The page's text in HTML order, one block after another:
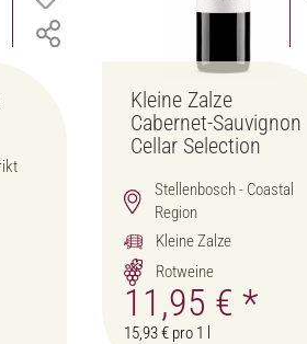
Kleine Zalze
Cabernet-Sauvignon
Cellar Selection
Stellenbosch - Coastal
Region
Kleine Zalze
Rotweine
11,95 €*
15,93 € pro 1 l